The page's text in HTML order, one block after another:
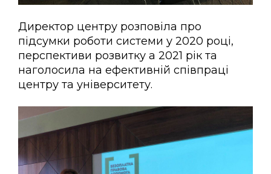
Директор центру розповіла про
підсумки роботи системи у 2020 році,
перспективи розвитку а 2021 рік та
наголосила на ефективній співпраці
центру та університету.